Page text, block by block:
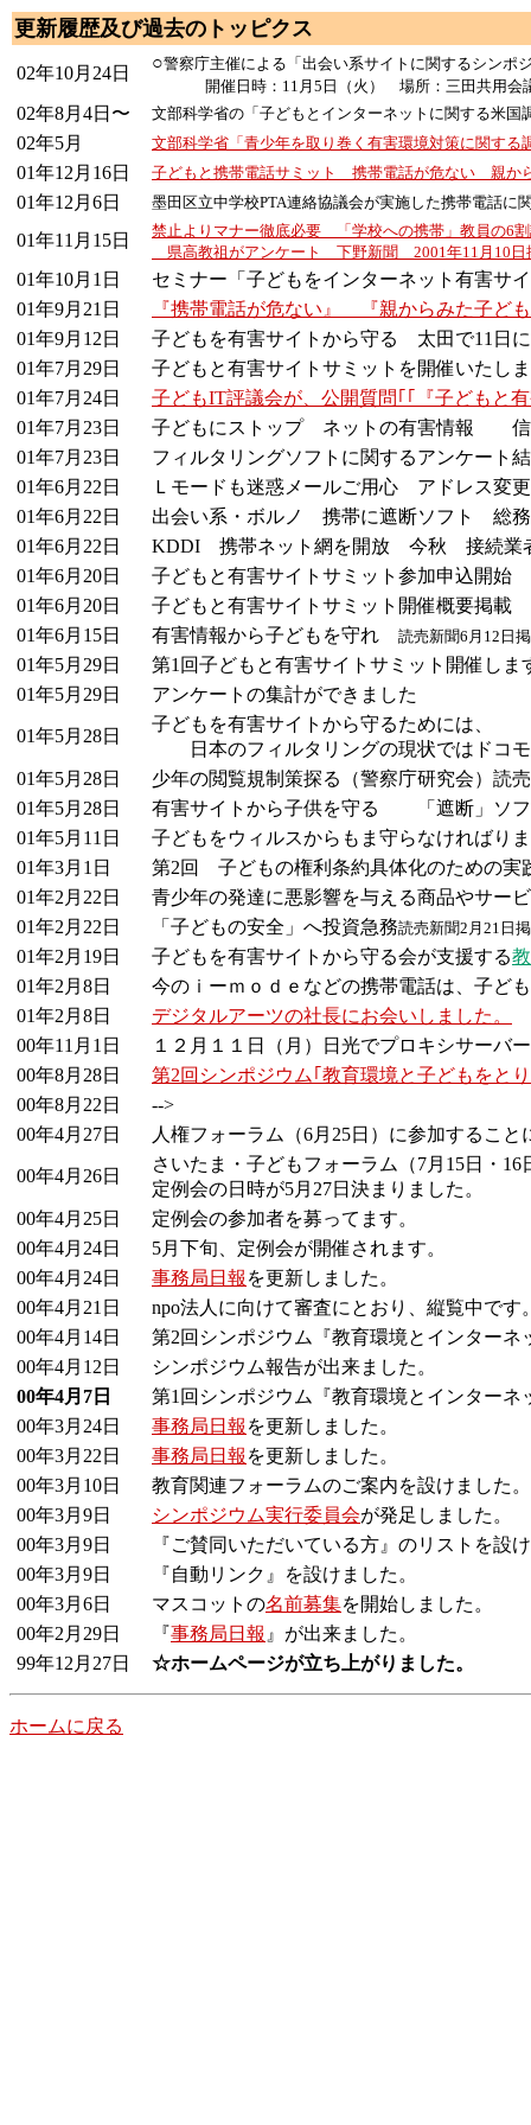
更新履歴及び過去のトッピクス
02年10月24日
○警察庁主催による「出会い系サイトに関するシンポ
開催日時：11月5日（火） 場所：三田共用会
02年8月4日〜 文部科学省の「子どもとインターネットに関する米国
02年5月 文部科学省「青少年を取り巻く有害環境対策に関する
01年12月16日 子どもと携帯電話サミット 携帯電話が危ない 親か
01年12月6日 墨田区立中学校PTA連絡協議会が実施した携帯電話に
01年11月15日
禁止よりマナー徹底必要 「学校への携帯」教員の6
県高教祖がアンケート 下野新聞 2001年11月10日
01年10月1日
セミナー「子どもをインターネット有害サ
01年9月21日
『携帯電話が危ない』 『親からみた子ど
01年9月12日
子どもを有害サイトから守る 太田で11日
01年7月29日
子どもと有害サイトサミットを開催いたし
01年7月24日
子どもIT評議会が、公開質問｢｢『子どもと
01年7月23日
子どもにストップ ネットの有害情報 信
01年7月23日
フィルタリングソフトに関するアンケート
01年6月22日
Ｌモードも迷惑メールご用心 アドレス変
01年6月22日
出会い系・ボルノ 携帯に遮断ソフト 総務
01年6月22日
KDDI 携帯ネット網を開放 今秋 接続業
01年6月20日
子どもと有害サイトサミット参加申込開始
01年6月20日
子どもと有害サイトサミット開催概要掲載
01年6月15日
有害情報から子どもを守れ 読売新聞6月12日
01年5月29日
第1回子どもと有害サイトサミット開催しま
01年5月29日
アンケートの集計ができました
01年5月28日
子どもを有害サイトから守るためには、
日本のフィルタリングの現状では ドコ
01年5月28日
少年の閲覧規制策探る（警察庁研究会）読
01年5月28日
有害サイトから子供を守る 「遮断」ソフ
01年5月11日
子どもをウィルスからもま守らなければり
01年3月1日
第2回 子どもの権利条約具体化のための実
01年2月22日
青少年の発達に悪影響を与える商品やサー
01年2月22日
「子どもの安全」へ投資急務読売新聞2月21日
01年2月19日 子どもを有害サイトから守る会が支援する
01年2月8日
今のｉーｍｏｄｅなどの携帯電話は、子ど
01年2月8日
デジタルアーツの社長にお会いしました。
00年11月1日
１２月１１日（月）日光でプロキシサーバ
00年8月28日
第2回シンポジウム｢教育環境と子どもをと
00年8月22日
-->
00年4月27日
人権フォーラム（6月25日） に参加すること
00年4月26日
さいたま・子どもフォーラム（7月15日・16
定例会の日時が5月27日決まりました。
00年4月25日
定例会の参加者を募ってます。
00年4月24日
5月下旬、定例会が開催されます。
00年4月24日
事務局日報 を更新しました。
00年4月21日
npo法人に向けて審査にとおり、縦覧中です
00年4月14日
第2回シンポジウム『教育環境とインター
00年4月12日
シンポジウム報告が出来ました。
00年4月7日
第1回シンポジウム『教育環境とインター
00年3月24日
事務局日報 を更新しました。
00年3月22日
事務局日報 を更新しました。
00年3月10日
教育関連フォーラムのご案内を設けました。
00年3月9日
シンポジウム実行委員会が発足しました。
00年3月9日
『ご賛同いただいている方』のリストを設
00年3月9日
『自動リンク』を設けました。
00年3月6日
マスコットの名前募集を開始しました。
00年2月29日
『事務局日報 』が出来ました。
99年12月27日
☆ホームページが立ち上がりました。
ホームに戻る